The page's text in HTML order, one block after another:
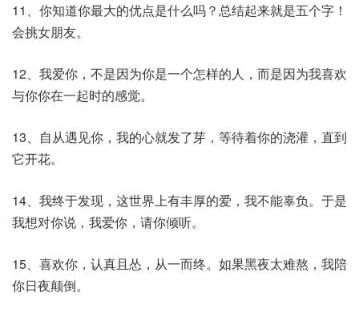
11、你知道你最大的优点是什么吗？总结起来就是五个字！
会挑女朋友。
12、我爱你，不是因为你是一个怎样的人，而是因为我喜欢
与你你在一起时的感觉。
13、自从遇见你，我的心就发了芽，等待着你的浇灌，直到
它开花。
14、我终于发现，这世界上有丰厚的爱，我不能辜负。于是
我想对你说，我爱你，请你倾听。
15、喜欢你，认真且怂，从一而终。如果黑夜太难熬，我陪
你日夜颠倒。